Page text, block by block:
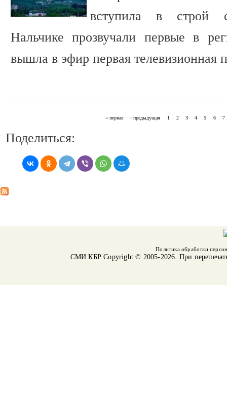
вступила в строй
Нальчике прозвучали первые в
вышла в эфир первая телевизионная
« первая ‹ предыдущая 1 2 3 4 5 6 7
Поделиться:
Политика обработки
СМИ КБРCopyright © 2005-2026. При